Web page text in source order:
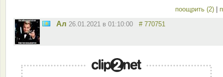
поощрить (2)
Ал 26.01.2021 в 01:10:00 # 770751